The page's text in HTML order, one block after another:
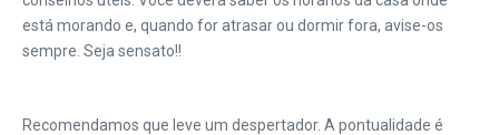
está morando e, quando for atrasar ou dormir fora, avise-os
sempre. Seja sensato!!
Recomendamos que leve um despertador. A pontualidade é